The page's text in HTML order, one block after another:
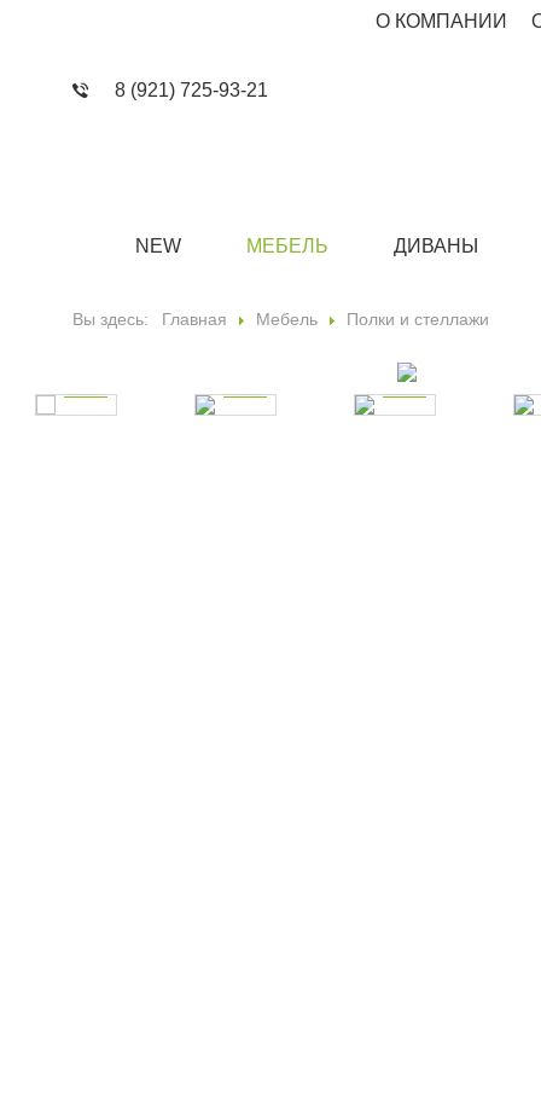
О КОМПАНИИ
8 (921) 725-93-21
NEW МЕБЕЛЬ ДИВАНЫ
Вы здесь: Главная Мебель Полки и стеллажи